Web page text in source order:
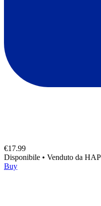
€17.99
Disponibile • Venduto da
Buy